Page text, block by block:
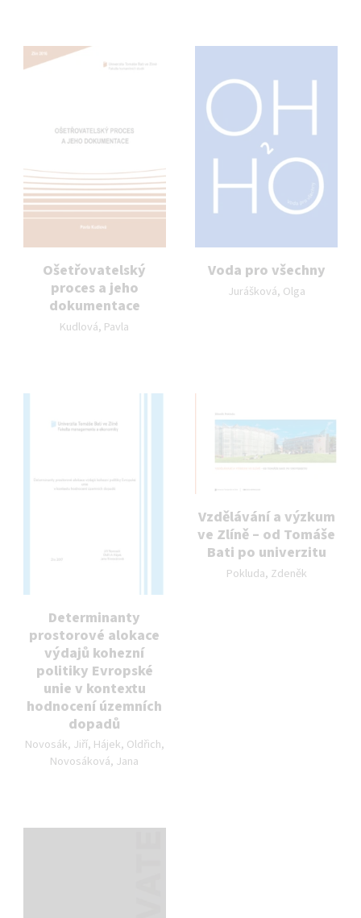
Ošetřovatelský
proces a jeho
dokumentace
Autor publikace:
Kudlová, Pavla
Voda pro všechny
Autor publikace:
Jurášková, Olga
Determinanty
prostorové alokace
výdajů kohezní
politiky Evropské
unie v kontextu
hodnocení územních
dopadů
Autor publikace:
Novosák, Jiří, Hájek, Oldřich,
Novosáková, Jana
Vzdělávání a výzkum
ve Zlíně – od Tomáše
Bati po univerzitu
Autor publikace:
Pokluda, Zdeněk